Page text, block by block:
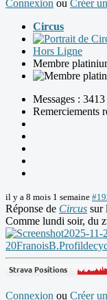
Connexion ou Créer
Circus
Hors Ligne
Membre
Messages : 3413
Remerciements
il y a 8 mois 1 semaine
Réponse de Circus sur
Comme lundi soir, du
Connexion ou Créer